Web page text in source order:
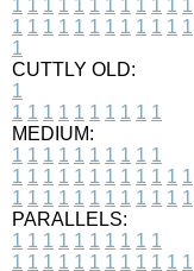
1 1 1 1 1 1 1 1 1 1 1 1
1 1 1 1 1 1 1 1 1 1 1 1
1
CUTTLY OLD:
1
1 1 1 1 1 1 1 1 1 1
MEDIUM:
1 1 1 1 1 1 1 1 1 1
1 1 1 1 1 1 1 1 1 1 1 1
1 1 1 1 1 1 1 1 1 1 1 1
PARALLELS:
1 1 1 1 1 1 1 1 1 1
1 1 1 1 1 1 1 1 1 1 1 1